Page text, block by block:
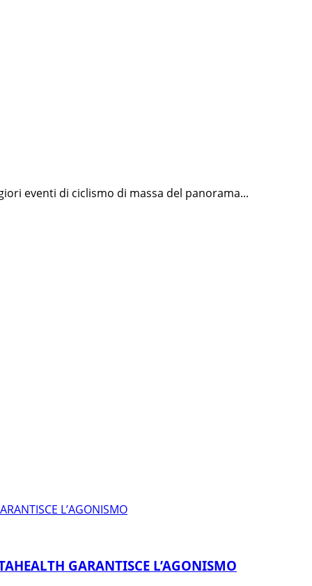
eventi di ciclismo di massa del panorama...
L’AGONISMO
GARANTISCE L’AGONISMO